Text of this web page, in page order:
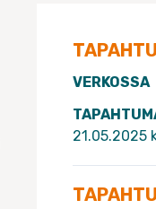
VERKOSSA
21.05.2025